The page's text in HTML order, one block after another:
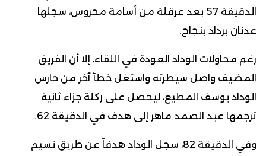
الدقيقة 57 بعد عرقلة من أسامة محروس، سجلها
عدنان برداد بنجاح.
رغم محاولات الوداد العودة في اللقاء، إلا أن الفريق
المضيف واصل سيطرته واستغل خطأ آخر من حارس
الوداد يوسف المطيع، ليحصل على ركلة جزاء ثانية
ترجمها عبد الصمد ماهر إلى هدف في الدقيقة 62.
وفي الدقيقة 82، سجل الوداد هدفاً عن طريق نسيم